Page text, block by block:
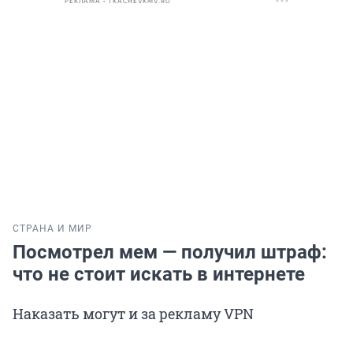
СТРАНА И МИР
Посмотрел мем — получил штраф:
что не стоит искать в интернете
Наказать могут и за рекламу VPN